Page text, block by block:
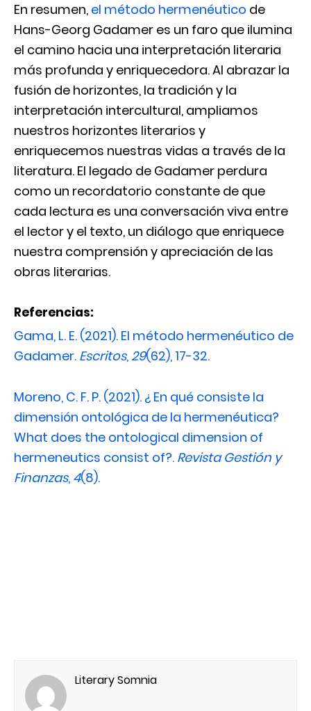
En resumen, el método hermenéutico de
Hans-Georg Gadamer es un faro que ilumina
el camino hacia una interpretación literaria
más profunda y enriquecedora. Al abrazar la
fusión de horizontes, la tradición y la
interpretación intercultural, ampliamos
nuestros horizontes literarios y
enriquecemos nuestras vidas a través de la
literatura. El legado de Gadamer perdura
como un recordatorio constante de que
cada lectura es una conversación viva entre
el lector y el texto, un diálogo que enriquece
nuestra comprensión y apreciación de las
obras literarias.
Referencias:
Gama, L. E. (2021). El método hermenéutico de
Gadamer. Escritos,29(62), 17-32.
Moreno, C. F. P. (2021). ¿ En qué consiste la
dimensión ontológica de la hermenéutica?
What does the ontological dimension of
hermeneutics consist of?. Revista Gestión y
Finanzas, 4(8).
Literary Somnia